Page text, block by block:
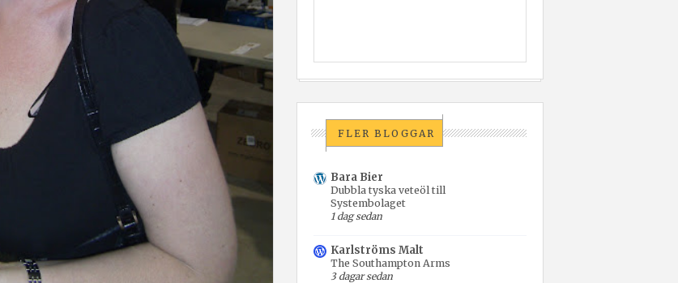
FLER BLOGGAR
Bara Bier
Dubbla tyska veteöl till
Systembolaget
1 dag sedan
Karlströms Malt
The Southampton Arms
3 dagar sedan